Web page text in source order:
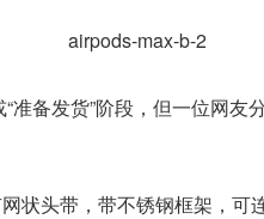
准备发货”阶段，但一位网
状头带，带不锈钢框架，可